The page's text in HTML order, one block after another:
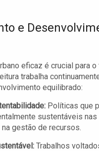
e
eficaz é crucial para
trabalha
equilibrado:
Políticas que
sustentáveis nas
gestão de recursos.
Trabalhos